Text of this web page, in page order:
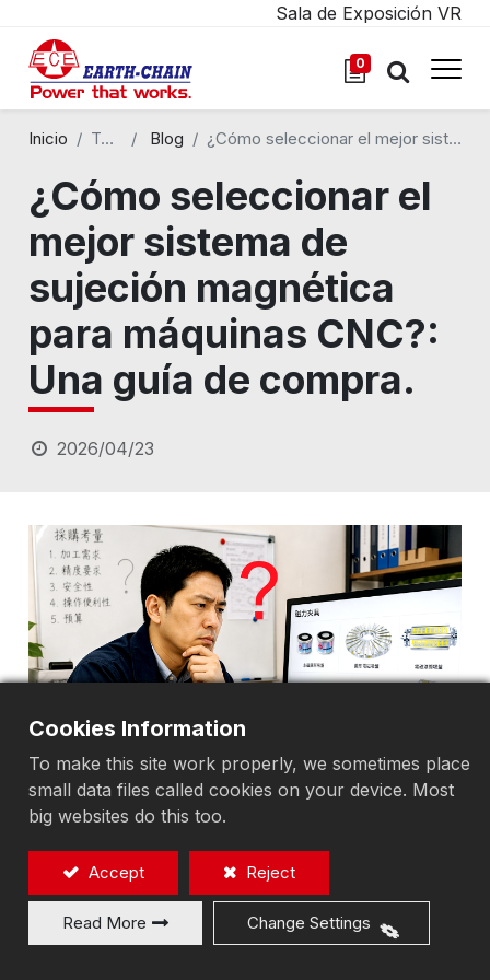
0
Sala de Exposición VR
Inicio Todos los blogs Blog ¿Cómo seleccionar el mejor sistema de sujeción magnética para máquinas CNC?: Una guía de compra.
¿Cómo seleccionar el
mejor sistema de
sujeción magnética
para máquinas CNC?:
Una guía de compra.
2026/04/23
Cookies Information
To make this site work properly, we sometimes place
small data files called cookies on your device. Most
big websites do this too.
Accept Reject
Read More Change Settings